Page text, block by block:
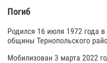
Погиб
Родился 16 июля 1972 года
общины Тернопольского
Мобилизован 3 марта 2022